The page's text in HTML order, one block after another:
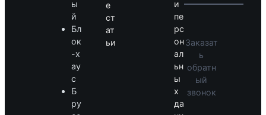
ы
й
Бл
ок
-х
ау
с
Б
ру
е
ст
ат
ьи
и
пе
рс
он
ал
ьн
ы
х
да
Заказат
ь
обратн
ый
звонок